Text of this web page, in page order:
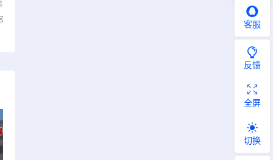
客服
反馈
全屏
切换